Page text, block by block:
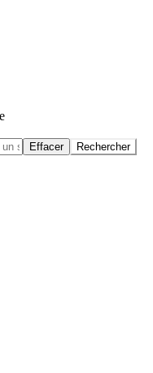
Effacer Rechercher